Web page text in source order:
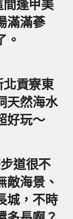
間逢甲美
滿滿蔘
。
北貢寮東
天然海水
好玩～
道很不
敵海景、
城，不時